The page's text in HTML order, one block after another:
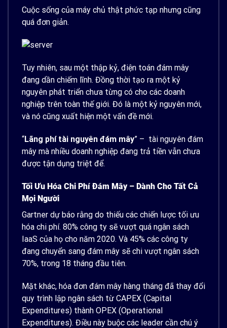
Cuộc sống của máy chủ thật phức tạp nhưng cũng
quá đơn giản.
Tuy nhiên, sau một thập kỷ, điện toán đám mây
đang dần chiếm lĩnh. Đồng thời tạo ra một kỷ
nguyên phát triển chưa từng có cho các doanh
nghiệp trên toàn thế giới. Đó là một kỷ nguyên mới,
và nó cũng xuất hiện một vấn đề mới.
“Lãng phí tài nguyên đám mây” – tài nguyên đám
mây mà nhiều doanh nghiệp đang trả tiền vẫn chưa
được tận dụng triệt để.
Tối Ưu Hóa Chi Phí Đám Mây – DÀnh Cho Tất Cả
Mọi Người
Gartner dự báo rằng do thiếu các chiến lược tối ưu
hóa chi phí. 80% công ty sẽ vượt quá ngân sách
IaaS của họ cho năm 2020. Và 45% các công ty
đang chuyển sang đám mây sẽ chi vượt ngân sách
70%, trong 18 tháng đầu tiên.
Mặt khác, hóa đơn đám mây hàng tháng đã thay đổi
quy trình lập ngân sách từ CAPEX (Capital
Expenditures) thành OPEX (Operational
Expenditures). Điều này buộc các leader cần chú ý